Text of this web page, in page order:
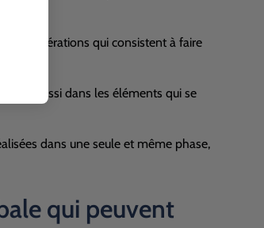
Les opérations qui consistent à faire
aussi dans les éléments qui se
dans une seule et même phase,
qui peuvent